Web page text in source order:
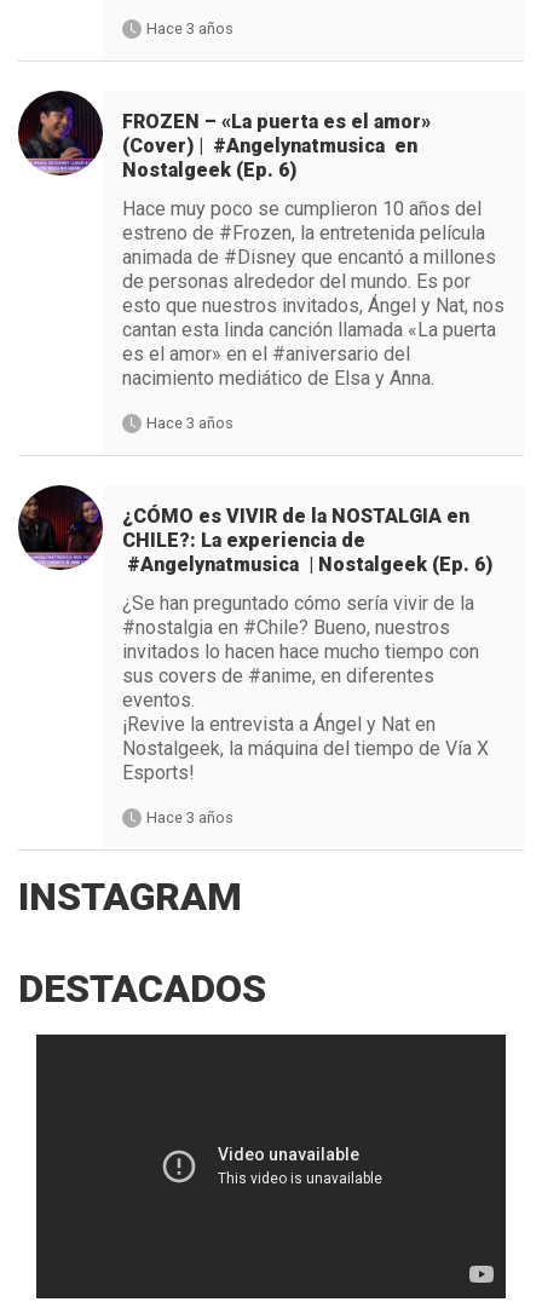
Hace 3 años
FROZEN – «La puerta es el amor»
(Cover) | #Angelynatmusica en
Nostalgeek (Ep. 6)
Hace muy poco se cumplieron 10 años del
estreno de #Frozen, la entretenida película
animada de #Disney que encantó a millones
de personas alrededor del mundo. Es por
esto que nuestros invitados, Ángel y Nat, nos
cantan esta linda canción llamada «La puerta
es el amor» en el #aniversario del
nacimiento mediático de Elsa y Anna.
Hace 3 años
¿CÓMO es VIVIR de la NOSTALGIA en
CHILE?: La experiencia de
#Angelynatmusica | Nostalgeek (Ep. 6)
¿Se han preguntado cómo sería vivir de la
#nostalgia en #Chile? Bueno, nuestros
invitados lo hacen hace mucho tiempo con
sus covers de #anime, en diferentes
eventos.
¡Revive la entrevista a Ángel y Nat en
Nostalgeek, la máquina del tiempo de Vía X
Esports!
Hace 3 años
INSTAGRAM
DESTACADOS